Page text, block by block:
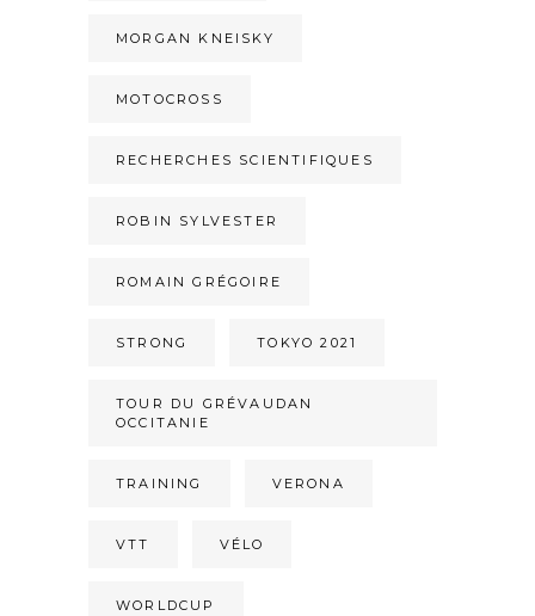
MORGAN KNEISKY
MOTOCROSS
RECHERCHES SCIENTIFIQUES
ROBIN SYLVESTER
ROMAIN GRÉGOIRE
STRONG TOKYO 2021
TOUR DU GRÉVAUDAN
OCCITANIE
TRAINING VERONA
VTT VÉLO
WORLDCUP